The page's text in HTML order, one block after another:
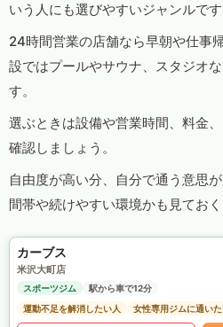
いう人にも選びやすいジャンルです
24時間営業の店舗なら早朝や仕事
設ではプールやサウナ、スタジオ
す。
選ぶときは設備や営業時間、料金
確認しましょう。
自由度が高い分、自分で通う意思
間帯や続けやすい環境かも見ておく
カーブス
米沢大町店
スポーツジム
駅から車で12分
運動不足を解消したい人
女性専用ジムに通い